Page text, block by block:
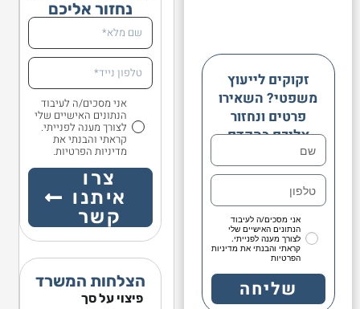
זקוקים לייעוץ
משפטי? השאירו
פרטים ונחזור
אליכם בהקדם
אני מסכים/ה לעיבוד
הנתונים האישיים שלי
לצורך מענה לפנייתי.
קראתי והבנתי את מדיניות
הפרטיות
שליחה
נחזור אליכם
אני מסכים/ה לעיבוד
הנתונים האישיים שלי
לצורך מענה לפנייתי.
קראתי והבנתי את
מדיניות הפרטיות.
צרו
איתנו
קשר
הצלחות המשרד
פיצוי על סך
פיצוי על סך
פיצוי על סך